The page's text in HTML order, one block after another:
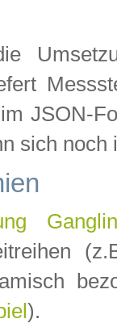
JSON-
sich noch
).